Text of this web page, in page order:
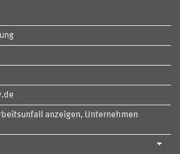
anzeigen, Unternehmen